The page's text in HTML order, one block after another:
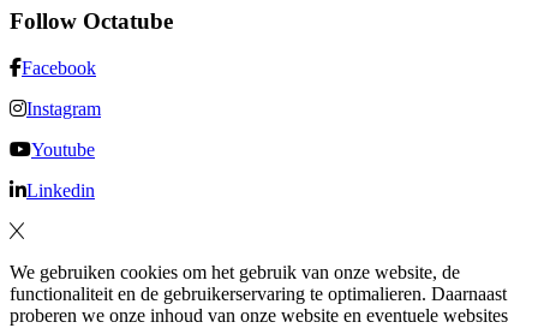
Follow Octatube
Facebook
Instagram
Youtube
Linkedin
We gebruiken cookies om het gebruik van onze website, de
functionaliteit en de gebruikerservaring te optimalieren. Daarnaast
proberen we onze inhoud van onze website en eventuele websites